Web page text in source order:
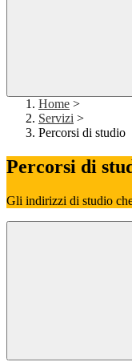
Home >
Servizi >
Percorsi di studio
Percorsi di
Gli indirizzi di studio